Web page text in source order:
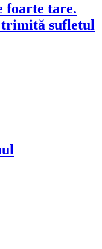
foarte tare.
trimită sufletul